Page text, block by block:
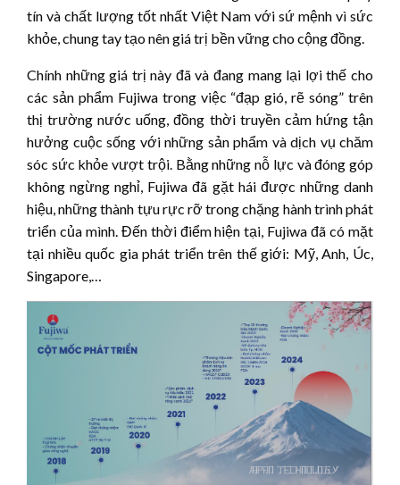
tín và chất lượng tốt nhất Việt Nam với sứ mệnh vì sức
khỏe, chung tay tạo nên giá trị bền vững cho cộng đồng.
Chính những giá trị này đã và đang mang lại lợi thế cho
các sản phẩm Fujiwa trong việc “đạp gió, rẽ sóng” trên
thị trường nước uống, đồng thời truyền cảm hứng tận
hưởng cuộc sống với những sản phẩm và dịch vụ chăm
sóc sức khỏe vượt trội. Bằng những nỗ lực và đóng góp
không ngừng nghỉ, Fujiwa đã gặt hái được những danh
hiệu, những thành tựu rực rỡ trong chặng hành trình phát
triển của mình. Đến thời điểm hiện tại, Fujiwa đã có mặt
tại nhiều quốc gia phát triển trên thế giới: Mỹ, Anh, Úc,
Singapore,…